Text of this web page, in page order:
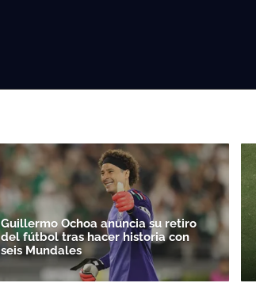
Guillermo Ochoa anuncia su retiro
del fútbol tras hacer historia con
seis Mundales